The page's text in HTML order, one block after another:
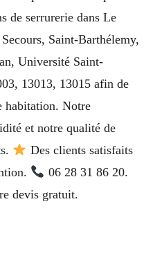
de serrurerie dans Le
Saint-Barthélemy,
Université Saint-
13013, 13015 afin de
habitation. Notre
et notre qualité de
Des clients satisfaits
06 28 31 86 20.
devis gratuit.